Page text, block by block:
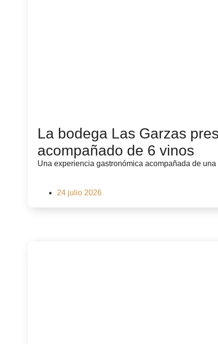
La bodega Las Garzas
acompañado de 6 vinos
Una experiencia gastronómica acompañada de
24 julio 2026